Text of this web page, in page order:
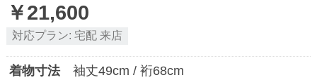
￥21,600
対応プラン: 宅配 来店
着物寸法 袖丈49cm / 裄68cm